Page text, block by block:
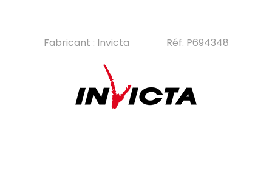
Fabricant : Invicta Réf. P694348